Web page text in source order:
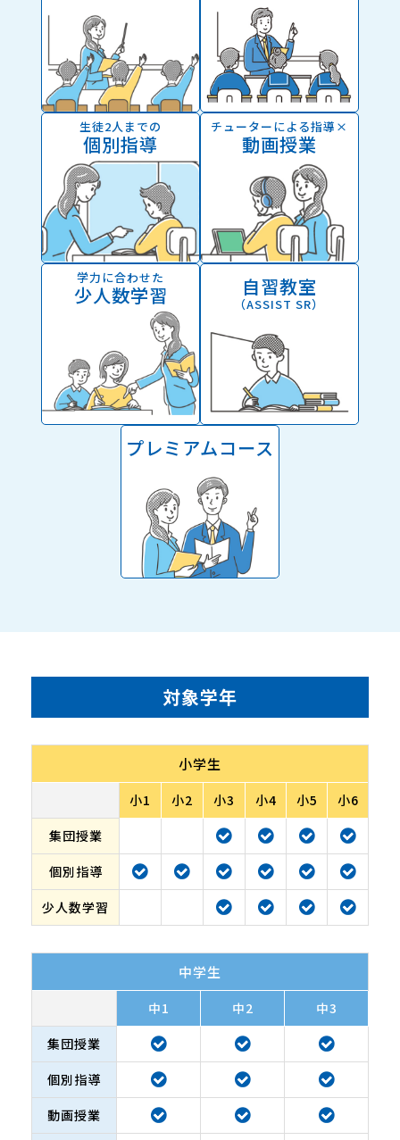
生徒2人までの
個別指導
チューターによる指導×
動画授業
学力に合わせた
少人数学習 自習教室
（ASSIST SR）
プレミアムコース
対象学年
小学生
小1 小2 小3 小4 小5
小6
集団授業
個別指導
少人数学習
中学生
中1 中2
中3
集団授業
個別指導
動画授業